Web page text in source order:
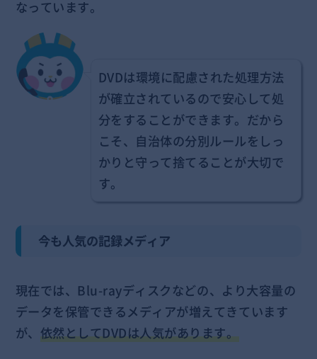
なっています。
DVDは環境に配慮された処理方法
が確立されているので安心して処
分をすることができます。だから
こそ、自治体の分別ルールをしっ
かりと守って捨てることが大切で
す。
今も人気の記録メディア
現在では、Blu-rayディスクなどの、より大容量の
データを保管できるメディアが増えてきています
が、 依然としてDVDは人気があります。